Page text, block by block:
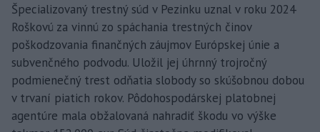
Špecializovaný trestný súd v Pezinku uznal v roku 2024
Roškovú za vinnú zo spáchania trestných činov
poškodzovania finančných záujmov Európskej únie a
subvenčného podvodu. Uložil jej úhrnný trojročný
podmienečný trest odňatia slobody so skúšobnou dobou
v trvaní piatich rokov. Pôdohospodárskej platobnej
agentúre mala obžalovaná nahradiť škodu vo výške